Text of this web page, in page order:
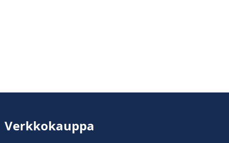
Verkkokauppa